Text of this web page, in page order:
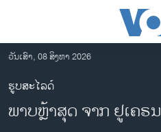
ເຂົ້າ
ຫາ
ຂ້າມ
ຂ້າມ
ລາວ
ອາເມຣິກາ
ວັນເສົາ, 08 ສິງຫາ 2026
ຮູບສະໄລດ໌
ພາບ​ຫຼ້າ​ສຸດ ຈາກ ຢູ​ເຄ​ຣນ